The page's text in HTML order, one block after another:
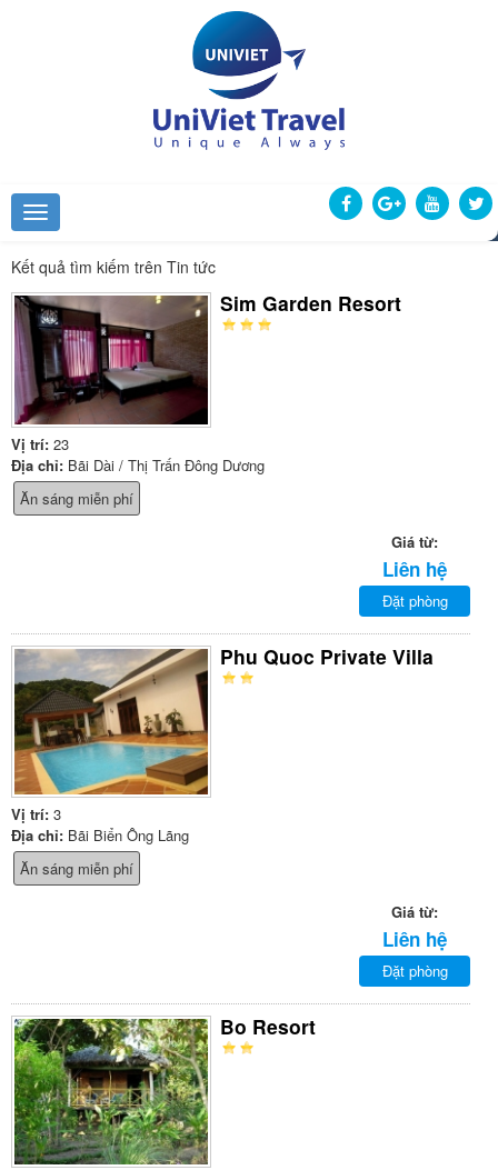
Kết quả tìm kiếm trên Tin tức
Sim Garden Resort
Vị trí: 23
Địa chỉ: Bãi Dài / Thị Trấn Đông Dương
Ăn sáng miễn phí
Giá từ:
Liên hệ
Đặt phòng
Phu Quoc Private Villa
Vị trí: 3
Địa chỉ: Bãi Biển Ông Lãng
Ăn sáng miễn phí
Giá từ:
Liên hệ
Đặt phòng
Bo Resort